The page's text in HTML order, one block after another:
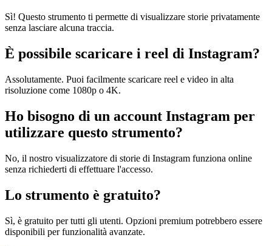
Sì! Questo strumento ti permette di visualizzare storie privatamente
senza lasciare alcuna traccia.
È possibile scaricare i reel di Instagram?
Assolutamente. Puoi facilmente scaricare reel e video in alta
risoluzione come 1080p o 4K.
Ho bisogno di un account Instagram per
utilizzare questo strumento?
No, il nostro visualizzatore di storie di Instagram funziona online
senza richiederti di effettuare l'accesso.
Lo strumento è gratuito?
Sì, è gratuito per tutti gli utenti. Opzioni premium potrebbero essere
disponibili per funzionalità avanzate.